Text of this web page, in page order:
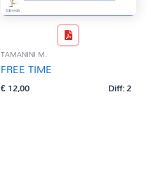
TAMANINI M.
FREE TIME
€12,00 Diff: 2